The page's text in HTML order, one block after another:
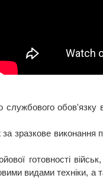
службового
зразкове
готовності
видами техніки, а